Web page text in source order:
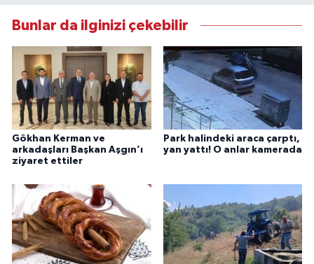
Bunlar da ilginizi çekebilir
Gökhan Kerman ve
arkadaşları Başkan Aşgın’ı
ziyaret ettiler
Park halindeki araca çarptı,
yan yattı! O anlar kamerada